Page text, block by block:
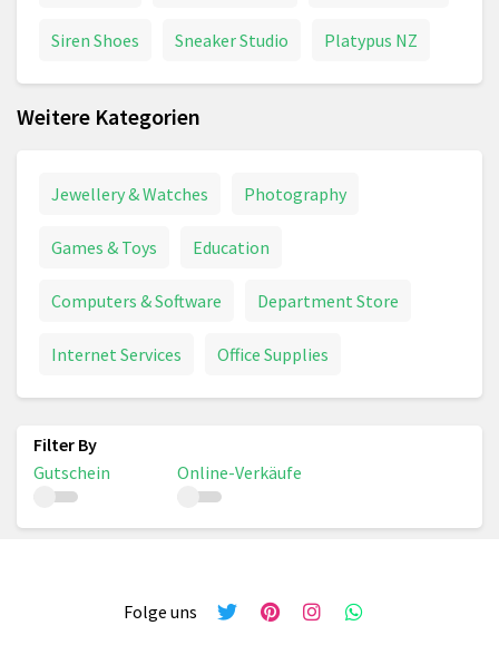
Siren Shoes Sneaker Studio Platypus NZ
Weitere Kategorien
Jewellery & Watches Photography
Games & Toys Education
Computers & Software Department Store
Internet Services Office Supplies
Gutschein Online-Verkäufe
Folge uns